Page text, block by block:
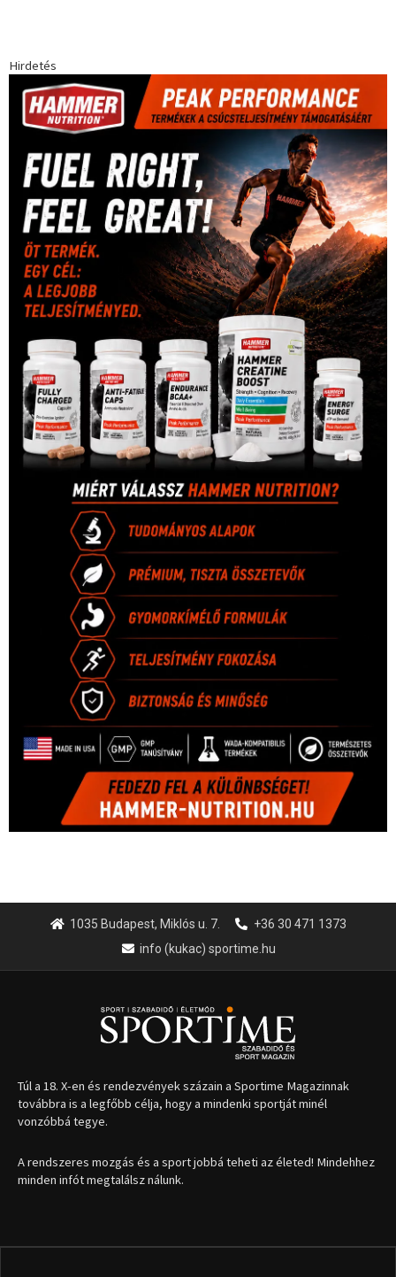
Hirdetés
1035 Budapest, Miklós u. 7.
+36 30 471 1373
info (kukac) sportime.hu
Túl a 18. X-en és rendezvények százain a Sportime Magazinnak
továbbra is a legfőbb célja, hogy a mindenki sportját minél
vonzóbbá tegye.
A rendszeres mozgás és a sport jobbá teheti az életed! Mindehhez
minden infót megtalálsz nálunk.